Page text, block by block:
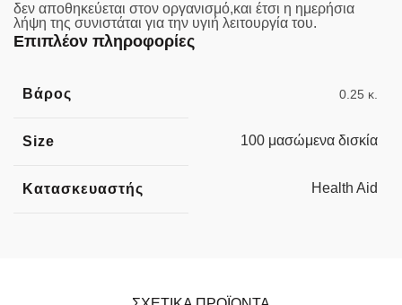
δεν αποθηκεύεται στον οργανισμό,και έτσι η ημερήσια
λήψη της συνιστάται για την υγιή λειτουργία του.
Επιπλέον πληροφορίες
Βάρος 0.25 κ.
Size 100 μασώμενα δισκία
Κατασκευαστής Health Aid